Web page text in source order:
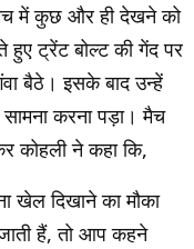
में कुछ और ही देखने को
हुए ट्रेंट बोल्ट की गेंद पर
बैठे। इसके बाद उन्हें
करना पड़ा। मैच
कोहली ने कहा कि,
खेल दिखाने का मौका
हैं, तो आप कहने